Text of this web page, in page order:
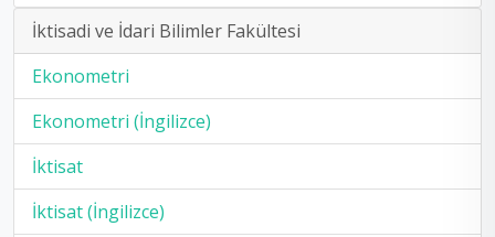
İktisadi ve İdari Bilimler Fakültesi
Ekonometri
Ekonometri (İngilizce)
İktisat
İktisat (İngilizce)